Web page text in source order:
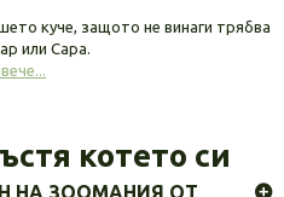
куче, защото не винаги трябва
или Сара.
котето си
НА ЗООМАНИЯ ОТ